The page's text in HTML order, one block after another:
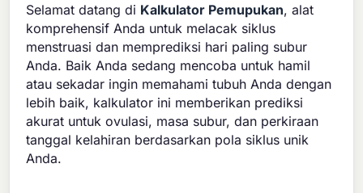
Selamat datang di Kalkulator Pemupukan, alat
komprehensif Anda untuk melacak siklus
menstruasi dan memprediksi hari paling subur
Anda. Baik Anda sedang mencoba untuk hamil
atau sekadar ingin memahami tubuh Anda dengan
lebih baik, kalkulator ini memberikan prediksi
akurat untuk ovulasi, masa subur, dan perkiraan
tanggal kelahiran berdasarkan pola siklus unik
Anda.